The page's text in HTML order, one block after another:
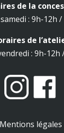
de la
: 9h-12h
de
: 9h-12h
Mentions légales